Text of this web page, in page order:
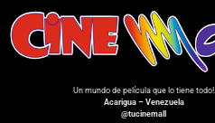
Un mundo de película que lo tiene todo!
Acarigua – Venezuela
@tucinemall